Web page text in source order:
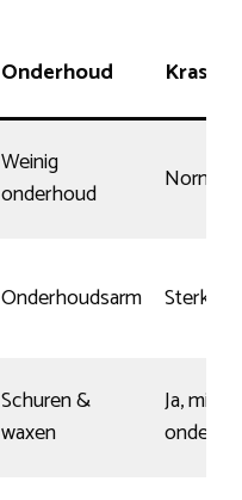
Onderhoud
Weinig
onderhoud
Normaal
Onderhoudsarm Sterk
Schuren &
waxen
Ja, mits